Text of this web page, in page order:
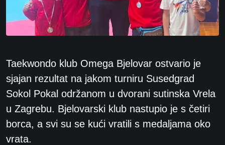
Taekwondo klub Omega Bjelovar ostvario je
sjajan rezultat na jakom turniru Susedgrad
Sokol Pokal održanom u dvorani sutinska Vrela
u Zagrebu. Bjelovarski klub nastupio je s četiri
borca, a svi su se kući vratili s medaljama oko
vrata.